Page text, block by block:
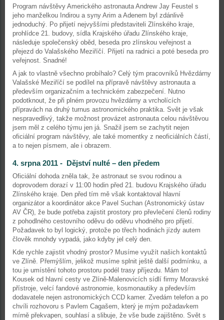
Program návštěvy Amerického astronauta Andrew Jay Feustel s
jeho manželkou Indirou a syny Arim a Adenem byl zdánlivě
jednoduchý. Po přijetí nejvyššími představiteli Zlínského kraje,
prohlídce 21. budovy, sídla Krajského úřadu Zlínského kraje,
následuje společenský oběd, beseda pro zlínskou veřejnost a
přejezd do Valašského Meziříčí. Přijetí na radnici a poté beseda pro
veřejnost. Snadné!
A jak to vlastně všechno probíhalo? Celý tým pracovníků Hvězdárny
Valašské Meziříčí se podílel na přípravě návštěvy astronauta a
především organizačním a technickém zabezpečení. Nutno
podotknout, že při plném provozu hvězdárny a vrcholících
přípravách na druhý turnus astronomického praktika. Svět je však
nespravedlivý, takže možnost provázet astronauta celou návštěvou
jsem měl z celého týmu jen já. Snažil jsem se zachytit nejen
oficiální program návštěvy, ale také momentky z neoficiálních částí,
a to nejen písmem, ale i obrazem.
4. srpna 2011 - Dějství nulté – den předem
Oficiální dohoda zněla tak, že astronaut se svou rodinou a
doprovodem dorazí v 11:00 hodin před 21. budovu Krajského úřadu
Zlínského kraje. Den před tím mě však kontaktoval hlavní
organizátor a koordinátor akce Pavel Suchan (Astronomický ústav
AV ČR), že bude potřeba zajistit prostory pro převlečení členů rodiny
z pohodlného cestovního oděvu do oděvu vhodného pro přijetí.
Požadavek to byl logický, protože po třech hodinách jízdy autem
člověk mnohdy vypadá, jako kdyby jel celý den.
Kde rychle zajistit vhodný prostor? Musíme využít našich kontaktů
ve Zlíně. Přemýšlím, jelikož musíme splnit ještě další podmínku, a
tou je umístění tohoto prostoru podél trasy příjezdu. Mám to!
Kousek od hlavní cesty ve Zlíně-Malenovicích sídlí firmy Moravské
přístroje, velcí fandové astronomie, kosmonautiky a především
dodavatele nejen astronomických CCD kamer. Zvedám telefon a po
chvíli rozhovoru s Pavlem Cagašem, který je mým požadavkem
mírně překvapen, souhlasí a slibuje, že vše bude zajištěno. Svět s